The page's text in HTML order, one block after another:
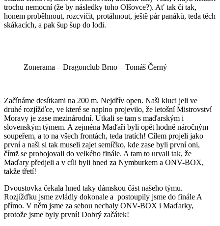
trochu nemocní (že by následky toho Olšovce?). Ať tak či tak,
honem proběhnout, rozcvičit, protáhnout, ještě pár panáků, teda těch
skákacích, a pak šup šup do lodi.
Zonerama – Dragonclub Brno – Tomáš Černý
Začínáme desítkami na 200 m. Nejdřív open. Naši kluci jeli ve
druhé rozjížďce, ve které se naplno projevilo, že letošní Mistrovství
Moravy je zase mezinárodní. Utkali se tam s maďarským i
slovenským týmem. A zejména Maďaři byli opět hodně náročným
soupeřem, a to na všech frontách, teda tratích! Cílem projeli jako
první a naši si tak museli zajet semíčko, kde zase byli první oni,
čímž se probojovali do velkého finále. A tam to urvali tak, že
Maďary předjeli a v cíli byli hned za Nymburkem a ONV-BOX,
takže třetí!
Dvoustovka čekala hned taky dámskou část našeho týmu.
Rozjížďku jsme zvládly dokonale a postoupily jsme do finále A
přímo. V něm jsme za sebou nechaly ONV-BOX i Maďarky,
protože jsme byly první! Dobrý začátek!